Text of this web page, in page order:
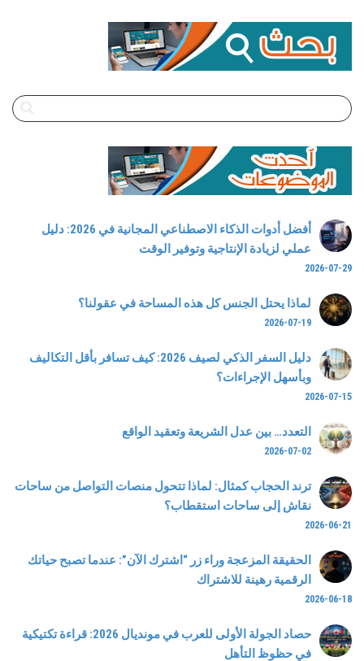
أفضل أدوات الذكاء الاصطناعي المجانية في 2026: دليل
عملي لزيادة الإنتاجية وتوفير الوقت
2026-07-29
لماذا يحتل الجنس كل هذه المساحة في عقولنا؟
2026-07-19
دليل السفر الذكي لصيف 2026: كيف تسافر بأقل التكاليف
وبأسهل الإجراءات؟
2026-07-15
التعدد… بين عدل الشريعة وتعقيد الواقع
2026-07-02
ترند الحجاب كمثال: لماذا تتحول منصات التواصل من ساحات
نقاش إلى ساحات استقطاب؟
2026-06-21
الحقيقة المزعجة وراء زر “اشترك الآن”: عندما تصبح حياتك
الرقمية رهينة للاشتراك
2026-06-18
حصاد الجولة الأولى للعرب في مونديال 2026: قراءة تكتيكية
في حظوظ التأهل